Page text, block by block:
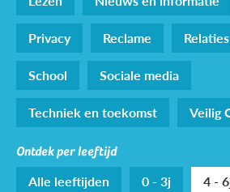
Privacy
Reclame
School
Sociale media
Techniek en toekomst
Veilig
Ontdek per leeftijd
Alle leeftijden 0 - 3j 4 -